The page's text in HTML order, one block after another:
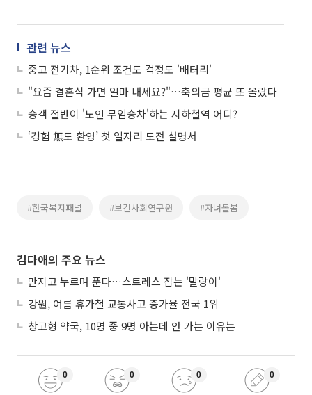
관련 뉴스
중고 전기차, 1순위 조건도 걱정도 '배터리'
"요즘 결혼식 가면 얼마 내세요?"…축의금 평균 또 올랐다
승객 절반이 '노인 무임승차'하는 지하철역 어디?
‘경험 無도 환영’ 첫 일자리 도전 설명서
#한국복지패널 #보건사회연구원 #자녀돌봄
김다애의 주요 뉴스
만지고 누르며 푼다…스트레스 잡는 '말랑이'
강원, 여름 휴가철 교통사고 증가율 전국 1위
창고형 약국, 10명 중 9명 아는데 안 가는 이유는
0 0 0 0